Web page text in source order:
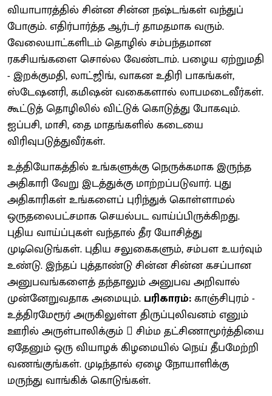
வியாபாரத்தில் சின்ன சின்ன நஷ்டங்கள் வந்துப்
போகும். எதிர்பார்த்த ஆர்டர் தாமதமாக வரும்.
வேலையாட்களிடம் தொழில் சம்பந்தமான
ரகசியங்களை சொல்ல வேண்டாம். பழைய ஏற்றுமதி
- இறக்குமதி, லாட்ஜிங், வாகன உதிரி பாகங்கள்,
ஸ்டேஷனரி, கமிஷன் வகைகளால் லாபமடைவீர்கள்.
கூட்டுத் தொழிலில் விட்டுக் கொடுத்து போகவும்.
ஐப்பசி, மாசி, தை மாதங்களில் கடையை
விரிவுபடுத்துவீர்கள்.
உத்தியோகத்தில் உங்களுக்கு நெருக்கமாக இருந்த
அதிகாரி வேறு இடத்துக்கு மாற்றப்படுவார். புது
அதிகாரிகள் உங்களைப் புரிந்துக் கொள்ளாமல்
ஒருதலைபட்சமாக செயல்பட வாய்ப்பிருக்கிறது.
புதிய வாய்ப்புகள் வந்தால் தீர யோசித்து
முடிவெடுங்கள். புதிய சலுகைகளும், சம்பள உயர்வும்
உண்டு. இந்தப் புத்தாண்டு சின்ன சின்ன கசப்பான
அனுபவங்களைத் தந்தாலும் அனுபவ அறிவால்
முன்னேறுவதாக அமையும். பரிகாரம்:காஞ்சிபுரம் -
உத்திரமேரூர் அருகிலுள்ள திருப்புலிவனம் எனும்
ஊரில் அருள்பாலிக்கும்  சிம்ம தட்சிணாமூர்த்தியை
ஏதேனும் ஒரு வியாழக் கிழமையில் நெய் தீபமேற்றி
வணங்குங்கள். முடிந்தால் ஏழை நோயாளிக்கு
மருந்து வாங்கிக் கொடுங்கள்.